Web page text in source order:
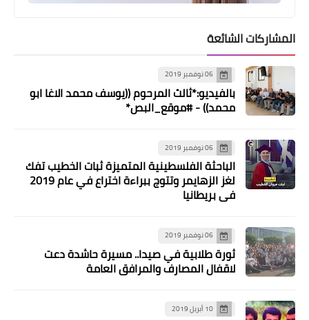
أخبار ‏البص
*جريمة هزّت مجدل عنجر خلاف عائلي
يذهب ضحيته قتيل وجريح*
المشاركات الشائعة
06 نوفمبر 2019
بالفيديو:*ثالث المرحوم ((يوسف محمد الاغا ابو
محمد)) - #موقع_البص*
06 نوفمبر 2019
الباحثة الفلسطينية المتميزة ثبات الخطيب تفك
لغز الزهايمر وتتوج ببراءة اختراع في عام 2019
في بريطانيا
06 نوفمبر 2019
ثورة طلابية في صيدا.. مسيرة حاشدة دعت
لاقفال المصارف والمرافق العامة
10 أبريل 2019